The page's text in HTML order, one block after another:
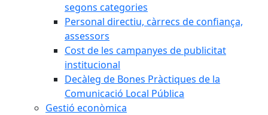
segons categories
Personal directiu, càrrecs de confiança,
assessors
Cost de les campanyes de publicitat
institucional
Decàleg de Bones Pràctiques de la
Comunicació Local Pública
Gestió econòmica